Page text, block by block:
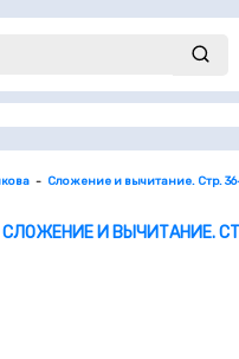
Сложение и вычитание. Стр.
СЛОЖЕНИЕ И ВЫЧИТАНИЕ.